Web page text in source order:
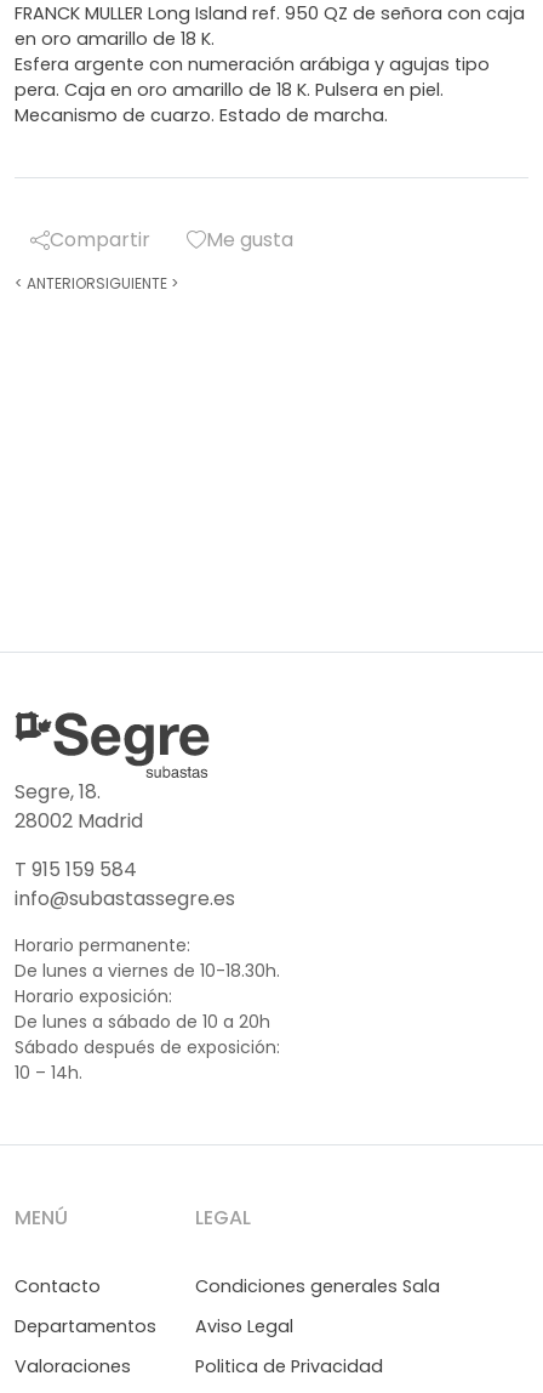
FRANCK MULLER Long Island ref. 950 QZ de señora con caja
en oro amarillo de 18 K.
Esfera argente con numeración arábiga y agujas tipo
pera. Caja en oro amarillo de 18 K. Pulsera en piel.
Mecanismo de cuarzo. Estado de marcha.
Compartir Me gusta
< ANTERIORSIGUIENTE >
Segre, 18.
28002 Madrid
T 915 159 584
info@subastassegre.es
Horario permanente:
De lunes a viernes de 10-18.30h.
Horario exposición:
De lunes a sábado de 10 a 20h
Sábado después de exposición:
10 – 14h.
MENÚ
Contacto
Departamentos
Valoraciones
LEGAL
Condiciones generales Sala
Aviso Legal
Politica de Privacidad